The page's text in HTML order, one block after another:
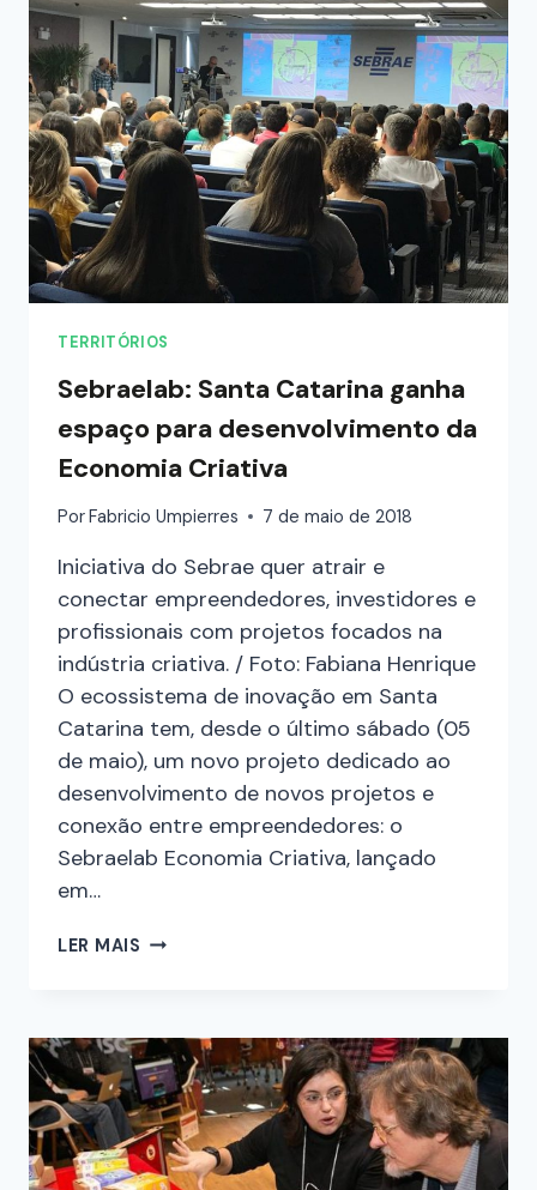
TERRITÓRIOS
Sebraelab: Santa Catarina ganha
espaço para desenvolvimento da
Economia Criativa
PorFabricio Umpierres 7 de maio de 2018
Iniciativa do Sebrae quer atrair e
conectar empreendedores, investidores e
profissionais com projetos focados na
indústria criativa. / Foto: Fabiana Henrique
O ecossistema de inovação em Santa
Catarina tem, desde o último sábado (05
de maio), um novo projeto dedicado ao
desenvolvimento de novos projetos e
conexão entre empreendedores: o
Sebraelab Economia Criativa, lançado
em…
LER MAIS